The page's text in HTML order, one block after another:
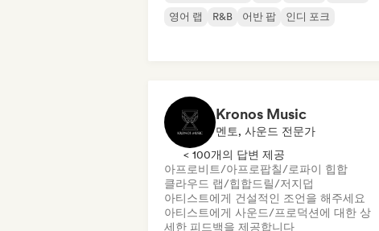
영어 랩
R&B 어반 팝 인디 포크
Kronos Music
멘토, 사운드 전문가
< 100개의 답변 제공
아프로비트/아프로팝칠/로파이 힙합
클라우드 랩/힙합드릴/저지덥
아티스트에게 건설적인 조언을 해주세요
아티스트에게 사운드/프로덕션에 대한 상
세한 피드백을 제공합니다